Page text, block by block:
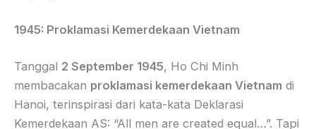
1945: Proklamasi Kemerdekaan Vietnam
Tanggal 2 September 1945, Ho Chi Minh
membacakan proklamasi kemerdekaan Vietnam di
Hanoi, terinspirasi dari kata-kata Deklarasi
Kemerdekaan AS: “All men are created equal…”. Tapi